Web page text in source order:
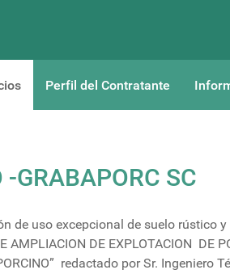
Perfil del Contratante
GRABAPORC SC
de uso excepcional de suelo rústico
DE EXPLOTACION DE
redactado por Sr. Ingeniero